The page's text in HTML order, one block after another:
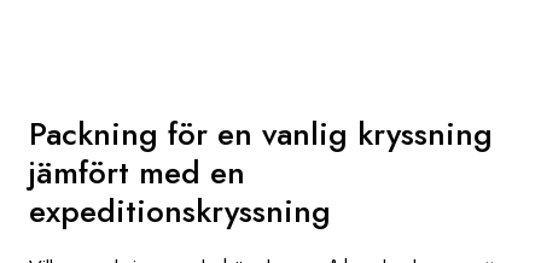
Packning för en vanlig kryssning
jämfört med en
expeditionskryssning